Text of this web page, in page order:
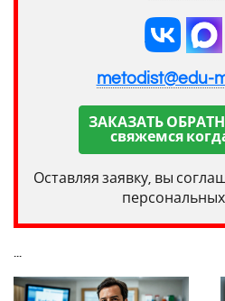
metodist@edu-
ЗАКАЗАТЬ
свяжемся
Оставляя заявку, вы